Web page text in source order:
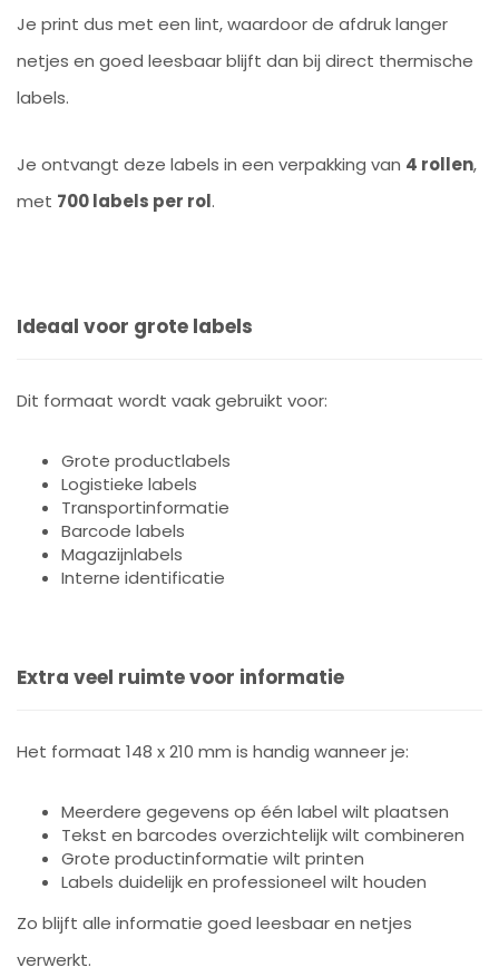
Je print dus met een lint, waardoor de afdruk langer
netjes en goed leesbaar blijft dan bij direct thermische
labels.
Je ontvangt deze labels in een verpakking van 4 rollen,
met 700 labels per rol.
Ideaal voor grote labels
Dit formaat wordt vaak gebruikt voor:
Grote productlabels
Logistieke labels
Transportinformatie
Barcode labels
Magazijnlabels
Interne identificatie
Extra veel ruimte voor informatie
Het formaat 148 x 210 mm is handig wanneer je:
Meerdere gegevens op één label wilt plaatsen
Tekst en barcodes overzichtelijk wilt combineren
Grote productinformatie wilt printen
Labels duidelijk en professioneel wilt houden
Zo blijft alle informatie goed leesbaar en netjes
verwerkt.